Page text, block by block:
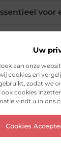
Uw
aan onze
cookies en
zodat we
cookies
vindt u in ons
Cookies
voor
bladeren
juiste